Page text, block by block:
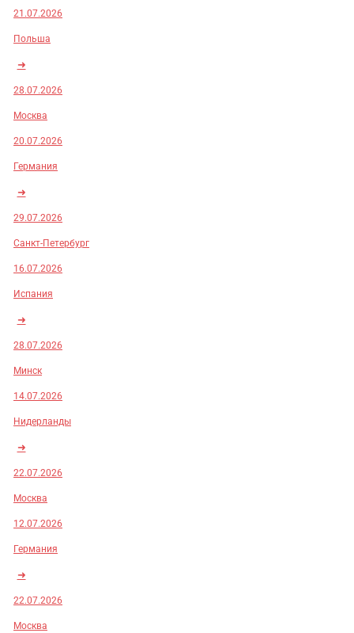
21.07.2026
Польша
➜
28.07.2026
Москва
20.07.2026
Германия
➜
29.07.2026
Санкт-Петербург
16.07.2026
Испания
➜
28.07.2026
Минск
14.07.2026
Нидерланды
➜
22.07.2026
Москва
12.07.2026
Германия
➜
22.07.2026
Москва